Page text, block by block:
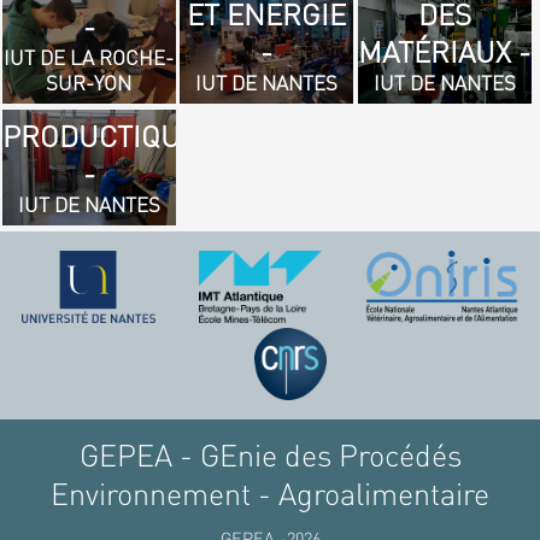
-
IUT DE LA ROCHE-
SUR-YON
ET ENERGIE
-
IUT DE NANTES
DES
MATÉRIAUX -
IUT DE NANTES
- GÉNIE
MÉCANIQUE
ET
PRODUCTIQUE
-
IUT DE NANTES
GEPEA - GEnie des Procédés
Environnement - Agroalimentaire